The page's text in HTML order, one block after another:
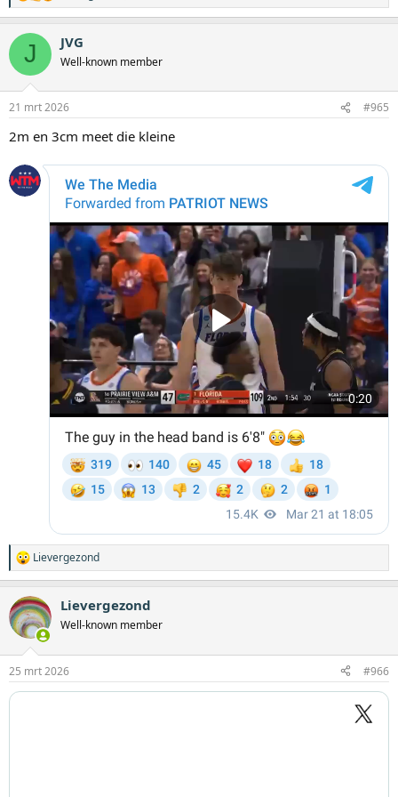
a
r
e
n
e
:
J JVG
Well-known member
21 mrt 2026 #965
2m en 3cm meet die kleine
W
a
r
d
e
n
g
Lievergezond
Lievergezond
Well-known member
25 mrt 2026 #966